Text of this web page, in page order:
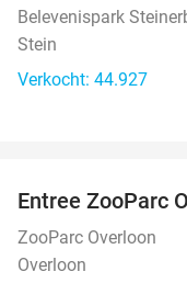
Belevenispark
Stein
Verkocht: 44.927
Entree ZooParc
ZooParc Overloon
Overloon